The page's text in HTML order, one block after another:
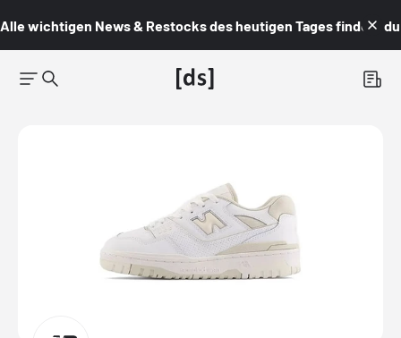
Alle wichtigen News & Restocks des heutigen Tages findest du